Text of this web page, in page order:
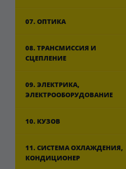
07. ОПТИКА
08. ТРАНСМИССИЯ И
СЦЕПЛЕНИЕ
09. ЭЛЕКТРИКА,
ЭЛЕКТРООБОРУДОВАНИЕ
10. КУЗОВ
11. СИСТЕМА ОХЛАЖДЕНИЯ,
КОНДИЦИОНЕР